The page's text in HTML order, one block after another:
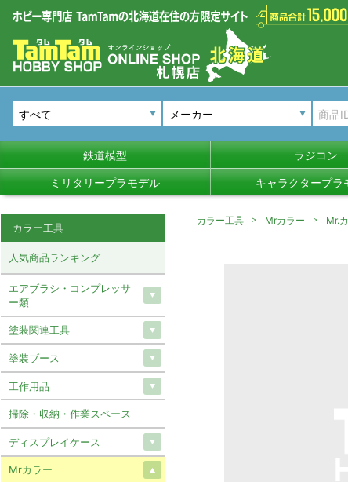
メーカー
鉄道模型 ラジコン
ミリタリープラモデル キャラクタープラ
カラー工具 Mrカラー Mr.
カラー工具
人気商品ランキング
エアブラシ・コンプレッサ
ー類
塗装関連工具
塗装ブース
工作用品
掃除・収納・作業スペース
ディスプレイケース
Mrカラー